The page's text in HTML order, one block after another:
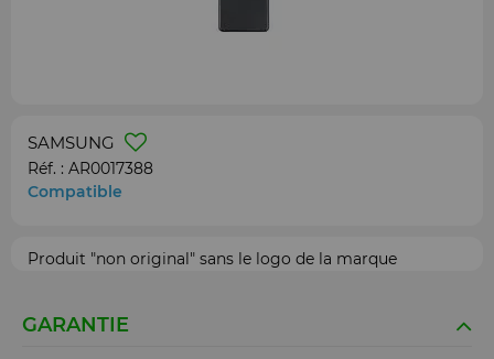
SAMSUNG
Réf. : AR0017388
Compatible
Produit "non original" sans le logo de la marque
GARANTIE